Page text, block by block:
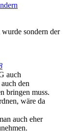
sondern der
auch
den
bringen muss.
wäre da
auch eher